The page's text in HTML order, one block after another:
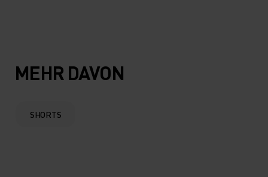
MEHR DAVON
SHORTS